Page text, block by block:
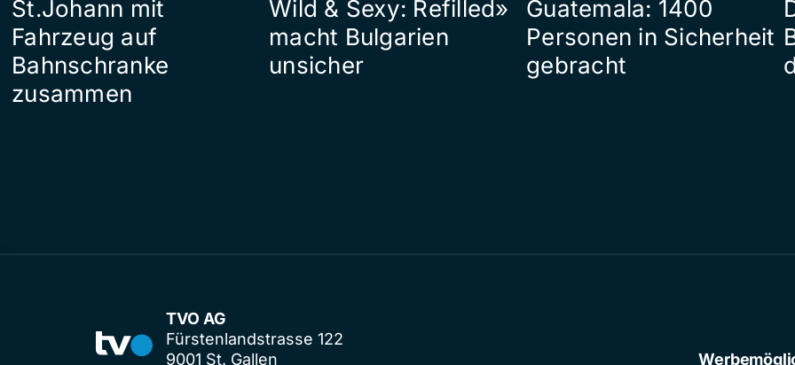
St.Johann mit
Fahrzeug auf
Bahnschranke
zusammen
Wild & Sexy: Refilled»
macht Bulgarien
unsicher
Guatemala: 1400
Personen in Sicherheit
gebracht
TVO AG
Fürstenlandstrasse 122
9001 St. Gallen